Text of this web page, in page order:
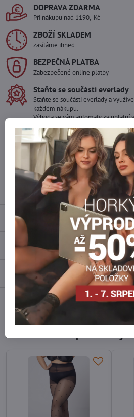
DOPRAVA ZDARMA
Při nákupu nad 1190,- Kč
ZBOŽÍ SKLADEM
zasíláme ihned
BEZPEČNÁ PLATBA
Zabezpečené online platby
Staňte se součástí everlady
Staňte se součástí everlady a
každém nákupu.
Výhoda se vám automaticky uplatní
Máte zájem o více
Kontaktujte nás na mail, zboží pro Vás
info​@everlady​.eu
Popis
Recenze
Diskuse 0
Facebook
Alternativní produkty